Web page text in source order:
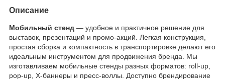
Описание
Мобильный стенд — удобное и практичное решение для
выставок, презентаций и промо-акций. Легкая конструкция,
простая сборка и компактность в транспортировке делают его
идеальным инструментом для продвижения бренда. Мы
изготавливаем мобильные стенды разных форматов: roll-up,
pop-up, X-баннеры и пресс-воллы. Доступно брендирование